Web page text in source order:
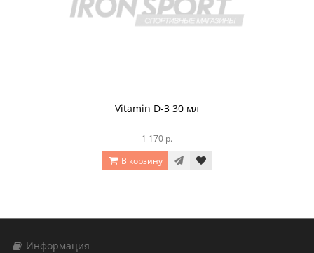
Vitamin D-3 30 мл
1 170 р.
В корзину
Информация